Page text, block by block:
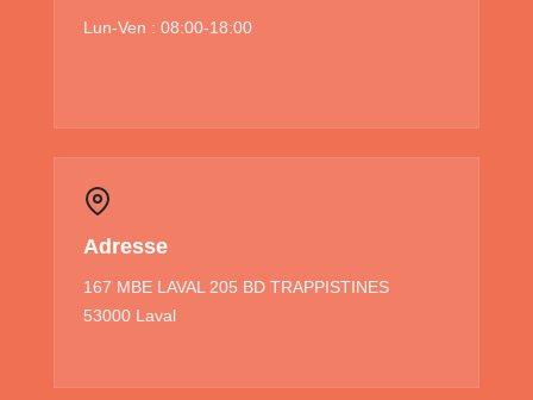
Lun-Ven : 08:00-18:00
Adresse
167 MBE LAVAL 205 BD TRAPPISTINES
53000 Laval